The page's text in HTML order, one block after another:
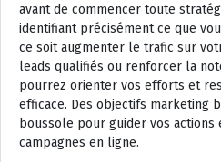
avant de commencer toute
identifiant précisément ce que
ce soit augmenter le trafic sur
leads qualifiés ou renforcer la
pourrez orienter vos efforts et
efficace. Des objectifs marketing
boussole pour guider vos
campagnes en ligne.